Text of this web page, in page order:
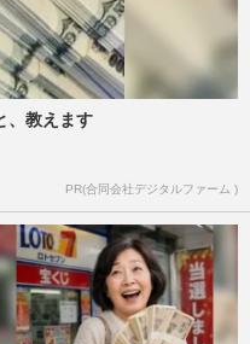
、教えます
PR(合同会社デジタルファーム )